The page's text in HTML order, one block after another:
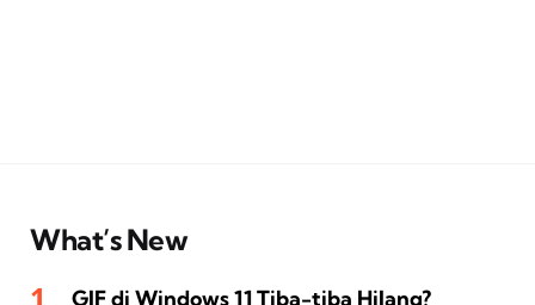
What’s New
GIF di Windows 11 Tiba-tiba Hilang?